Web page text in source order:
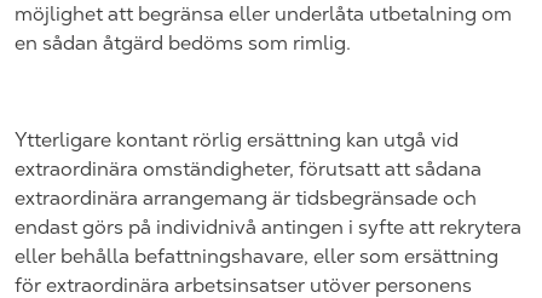
möjlighet att begränsa eller underlåta utbetalning om
en sådan åtgärd bedöms som rimlig.
Ytterligare kontant rörlig ersättning kan utgå vid
extraordinära omständigheter, förutsatt att sådana
extraordinära arrangemang är tidsbegränsade och
endast görs på individnivå antingen i syfte att rekrytera
eller behålla befattningshavare, eller som ersättning
för extraordinära arbetsinsatser utöver personens